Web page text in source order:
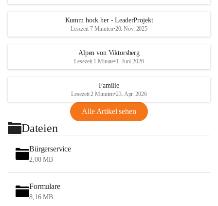
Kumm hock her - LeaderProjekt
Lesezeit 7 Minuten•20. Nov. 2025
Alpen von Viktorsberg
Lesezeit 1 Minute•1. Juni 2026
Familie
Lesezeit 2 Minuten•23. Apr. 2026
Alle Artikel sehen
Dateien
Bürgerservice
2,08 MB
Formulare
8,16 MB